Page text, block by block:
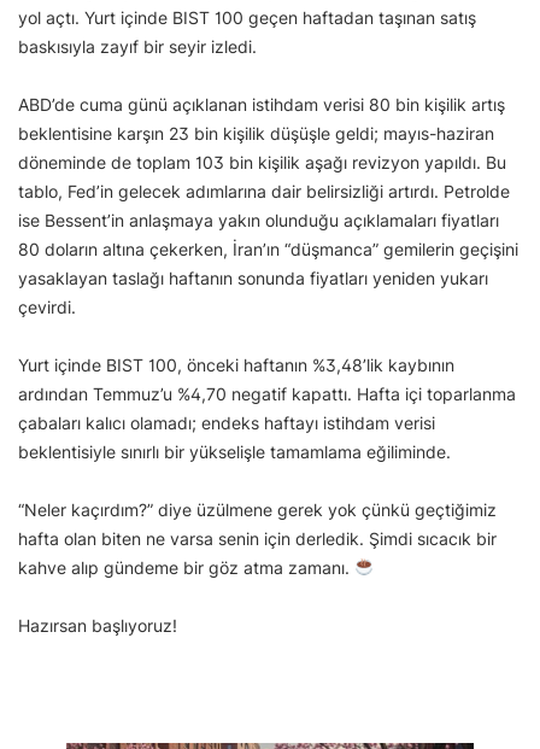
yol açtı. Yurt içinde BIST 100 geçen haftadan taşınan satış
baskısıyla zayıf bir seyir izledi.
ABD’de cuma günü açıklanan istihdam verisi 80 bin kişilik artış
beklentisine karşın 23 bin kişilik düşüşle geldi; mayıs-haziran
döneminde de toplam 103 bin kişilik aşağı revizyon yapıldı. Bu
tablo, Fed’in gelecek adımlarına dair belirsizliği artırdı. Petrolde
ise Bessent’in anlaşmaya yakın olunduğu açıklamaları fiyatları
80 doların altına çekerken, İran’ın “düşmanca” gemilerin geçişini
yasaklayan taslağı haftanın sonunda fiyatları yeniden yukarı
çevirdi.
Yurt içinde BIST 100, önceki haftanın %3,48’lik kaybının
ardından Temmuz’u %4,70 negatif kapattı. Hafta içi toparlanma
çabaları kalıcı olamadı; endeks haftayı istihdam verisi
beklentisiyle sınırlı bir yükselişle tamamlama eğiliminde.
“Neler kaçırdım?” diye üzülmene gerek yok çünkü geçtiğimiz
hafta olan biten ne varsa senin için derledik. Şimdi sıcacık bir
kahve alıp gündeme bir göz atma zamanı.
Hazırsan başlıyoruz!